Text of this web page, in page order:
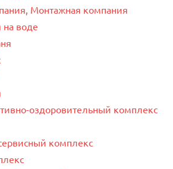
Монтажная компания
на воде
оздоровительный комплекс
комплекс